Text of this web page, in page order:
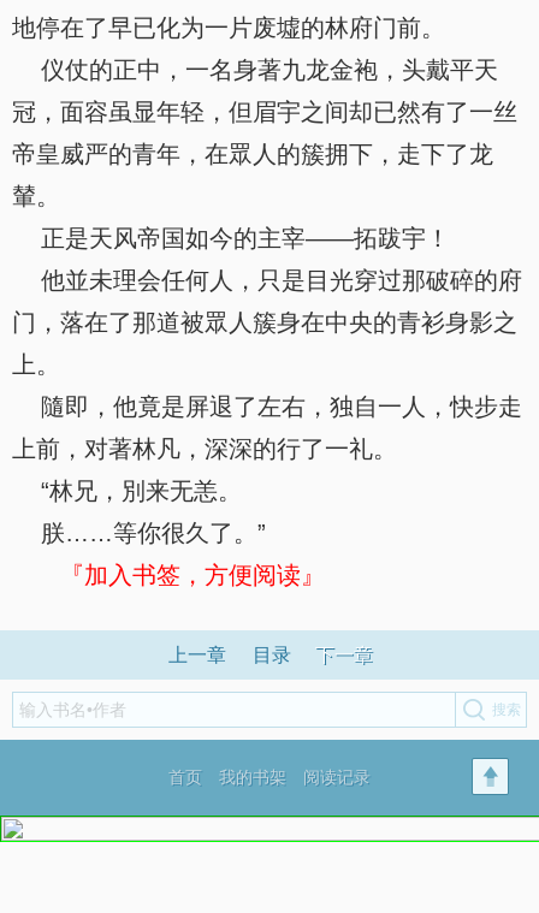
地停在了早已化为一片废墟的林府门前。
仪仗的正中，一名身著九龙金袍，头戴平天
冠，面容虽显年轻，但眉宇之间却已然有了一丝
帝皇威严的青年，在眾人的簇拥下，走下了龙
輦。
正是天风帝国如今的主宰——拓跋宇！
他並未理会任何人，只是目光穿过那破碎的府
门，落在了那道被眾人簇身在中央的青衫身影之
上。
隨即，他竟是屏退了左右，独自一人，快步走
上前，对著林凡，深深的行了一礼。
“林兄，別来无恙。
朕……等你很久了。”
『加入书签，方便阅读』
上一章 目录 下一章
首页 我的书架 阅读记录